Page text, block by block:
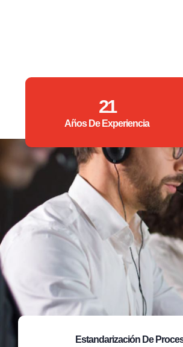
21
Años De Experiencia
Estandarización De